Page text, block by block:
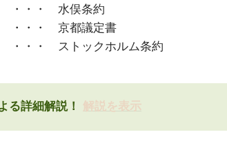
・・・ 水俣条約
・ 京都議定書
ストックホルム条約
る詳細解説！ 解説を表示